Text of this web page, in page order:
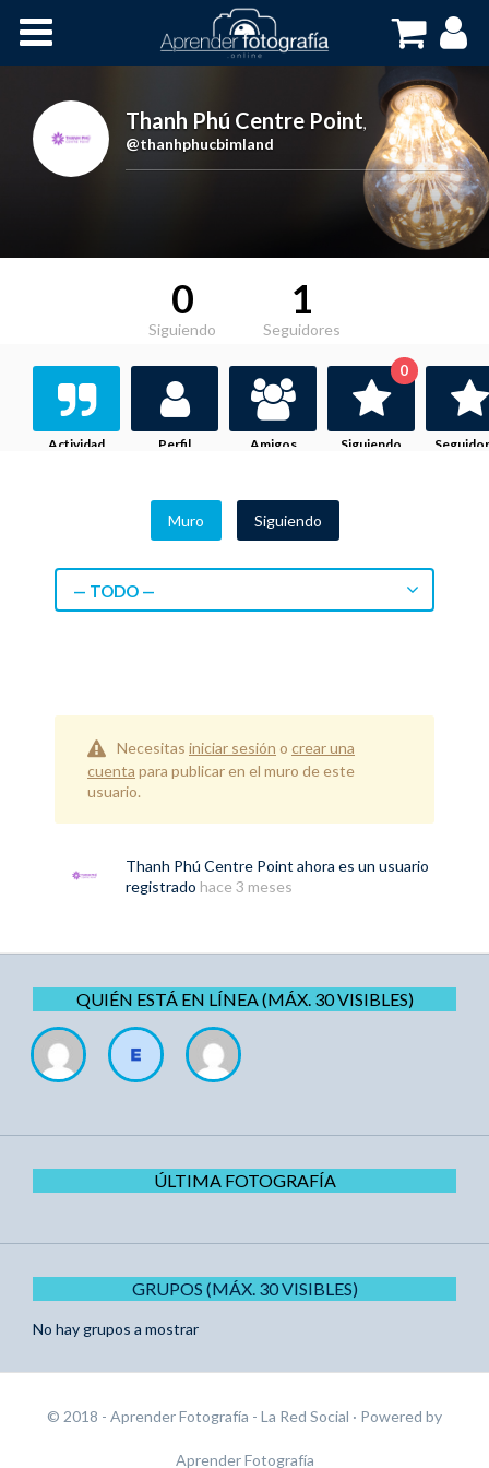
Cursos OnLine
Thanh Phú Centre Point,
@thanhphucbimland
0
Siguiendo
1
Seguidores
Actividad Perfil Amigos Siguiendo
0
Muro Siguiendo
— TODO —
Necesitas iniciar sesión o crear una
cuenta para publicar en el muro de este
usuario.
Thanh Phú Centre Point ahora es un usuario
registrado hace 3 meses
QUIÉN ESTÁ EN LÍNEA (MÁX. 30 VISIBLES)
ÚLTIMA FOTOGRAFÍA
GRUPOS (MÁX. 30 VISIBLES)
No hay grupos a mostrar
© 2018 - Aprender Fotografía - La Red Social · Powered by
Aprender Fotografía